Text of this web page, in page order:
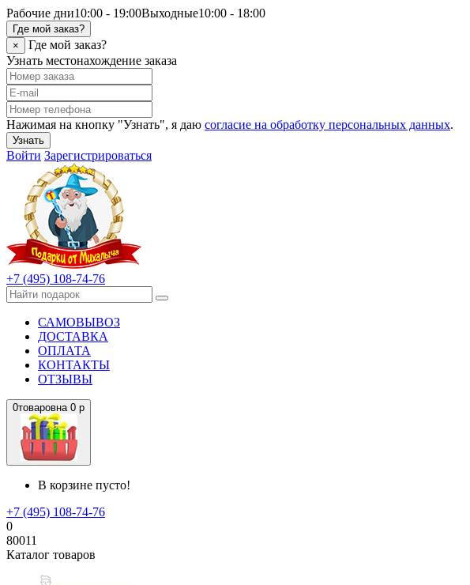
Рабочие дни10:00 - 19:00Выходные10:00 - 18:00
Где мой заказ?
×
Где мой заказ?
Узнать местонахождение заказа
Нажимая на кнопку "Узнать", я даю согласие на обработку персональных данных.
Узнать
Войти Зарегистрироваться
+7 (495) 108-74-76
САМОВЫВОЗ
ДОСТАВКА
ОПЛАТА
КОНТАКТЫ
ОТЗЫВЫ
0товаровна 0 р
В корзине пусто!
+7 (495) 108-74-76
0
80011
Каталог товаров